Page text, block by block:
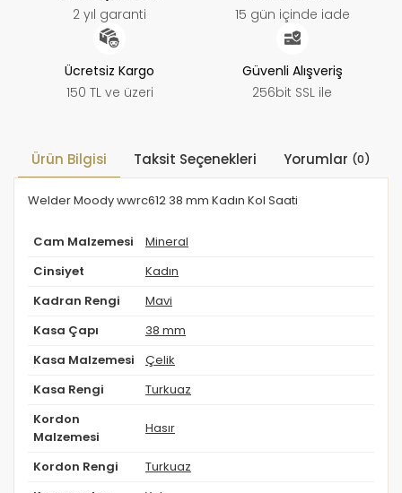
2 yıl garanti
15 gün içinde iade
Ücretsiz Kargo
150 TL ve üzeri
Güvenli Alışveriş
256bit SSL ile
Ürün Bilgisi Taksit Seçenekleri Yorumlar (0)
Welder Moody wwrc612 38 mm Kadın Kol Saati
Cam Malzemesi Mineral
Cinsiyet Kadın
Kadran Rengi Mavi
Kasa Çapı 38 mm
Kasa Malzemesi Çelik
Kasa Rengi Turkuaz
Kordon
Malzemesi
Hasır
Kordon Rengi Turkuaz